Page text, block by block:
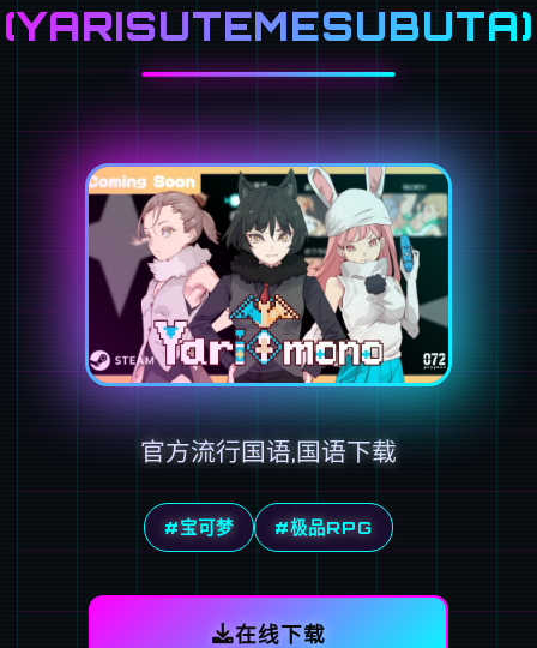
(YARISUTEMESUBUTA)
官方流行国语,国语下载
#宝可梦 #极品RPG
在线下载